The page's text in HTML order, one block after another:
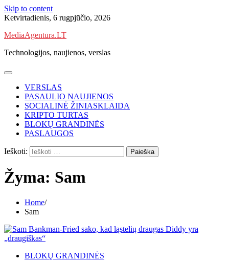
Skip to content
Ketvirtadienis, 6 rugpjūčio, 2026
MediaAgentūra.LT
Technologijos, naujienos, verslas
VERSLAS
PASAULIO NAUJIENOS
SOCIALINĖ ŽINIASKLAIDA
KRIPTO TURTAS
BLOKŲ GRANDINĖS
PASLAUGOS
Ieškoti:
Žyma: Sam
Home
Sam
BLOKŲ GRANDINĖS